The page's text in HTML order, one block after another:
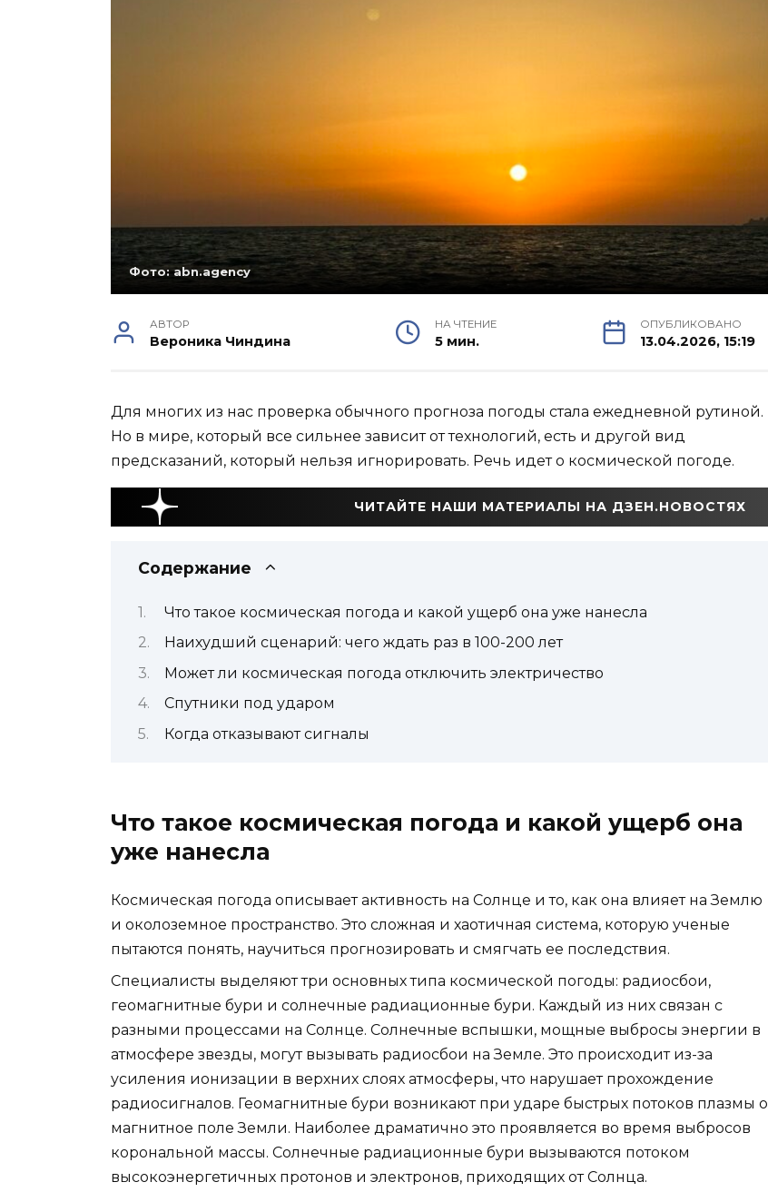
Фото: abn.agency
АВТОР
Вероника Чиндина
НА ЧТЕНИЕ
5 мин.
ОПУБЛИКОВАНО
13.04.2026, 15:19
Для многих из нас проверка обычного прогноза погоды стала ежедневной рутиной.
Но в мире, который все сильнее зависит от технологий, есть и другой вид
предсказаний, который нельзя игнорировать. Речь идет о космической погоде.
ЧИТАЙТЕ НАШИ МАТЕРИАЛЫ НА ДЗЕН.НОВОСТЯХ
Содержание
Что такое космическая погода и какой ущерб она уже нанесла
Наихудший сценарий: чего ждать раз в 100-200 лет
Может ли космическая погода отключить электричество
Спутники под ударом
Когда отказывают сигналы
Что такое космическая погода и какой ущерб она
уже нанесла
Космическая погода описывает активность на Солнце и то, как она влияет на Землю
и околоземное пространство. Это сложная и хаотичная система, которую ученые
пытаются понять, научиться прогнозировать и смягчать ее последствия.
Специалисты выделяют три основных типа космической погоды: радиосбои,
геомагнитные бури и солнечные радиационные бури. Каждый из них связан с
разными процессами на Солнце. Солнечные вспышки, мощные выбросы энергии в
атмосфере звезды, могут вызывать радиосбои на Земле. Это происходит из-за
усиления ионизации в верхних слоях атмосферы, что нарушает прохождение
радиосигналов. Геомагнитные бури возникают при ударе быстрых потоков плазмы о
магнитное поле Земли. Наиболее драматично это проявляется во время выбросов
корональной массы. Солнечные радиационные бури вызываются потоком
высокоэнергетичных протонов и электронов, приходящих от Солнца.